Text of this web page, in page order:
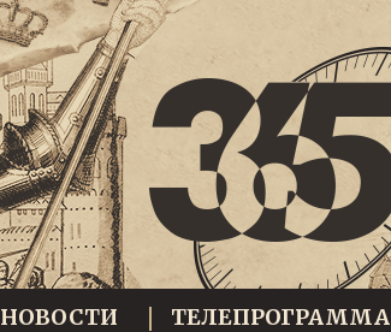
НОВОСТИ ТЕЛЕПРОГРАММА